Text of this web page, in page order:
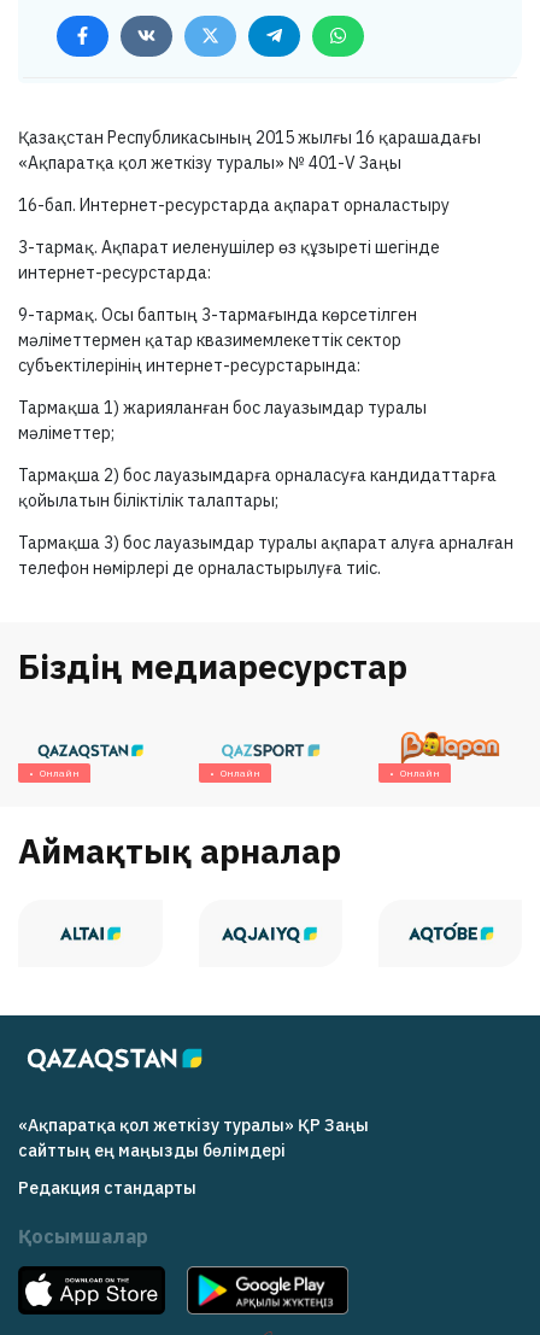
Қазақстан Республикасының 2015 жылғы 16 қарашадағы
«Ақпаратқа қол жеткізу туралы» № 401-V Заңы
16-бап. Интернет-ресурстарда ақпарат орналастыру
3-тармақ. Ақпарат иеленушілер өз құзыреті шегінде
интернет-ресурстарда:
9-тармақ. Осы баптың 3-тармағындакөрсетілген
мәліметтермен қатар квазимемлекеттік сектор
субъектілерінің интернет-ресурстарында:
Тармақша 1) жарияланған бос лауазымдар туралы
мәліметтер;
Тармақша 2) бос лауазымдарға орналасуға кандидаттарға
қойылатын біліктілік талаптары;
Тармақша 3) бос лауазымдар туралы ақпарат алуға арналған
телефон нөмірлері де орналастырылуға тиіс.
Біздің медиаресурстар
Аймақтық арналар
«Ақпаратқа қол жеткізу туралы» ҚР Заңы
cайттың ең маңызды бөлімдері
Редакция cтандарты
Қосымшалар